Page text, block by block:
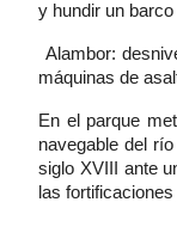
y hundir un
Alambor:
máquinas de
En el parque
navegable del
siglo XVIII ante
las